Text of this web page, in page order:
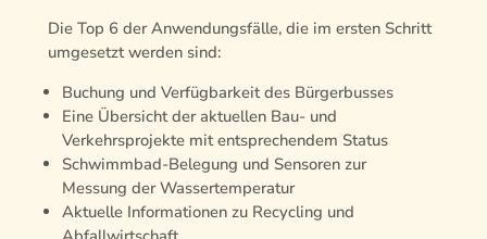
Die Top 6 der Anwendungsfälle, die im ersten Schritt
umgesetzt werden sind:
Buchung und Verfügbarkeit des Bürgerbusses
Eine Übersicht der aktuellen Bau- und
Verkehrsprojekte mit entsprechendem Status
Schwimmbad-Belegung und Sensoren zur
Messung der Wassertemperatur
Aktuelle Informationen zu Recycling und